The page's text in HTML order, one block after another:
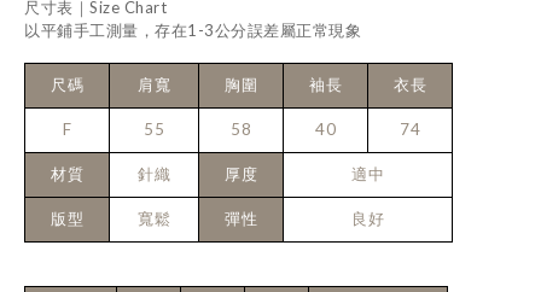
尺寸表｜Size Chart
以平鋪手工測量，存在1-3公分誤差屬正常現象
尺碼 肩寬 胸圍 袖長 衣長
F 55 58 40 74
材質 針織 厚度 適中
版型 寬鬆 彈性 良好